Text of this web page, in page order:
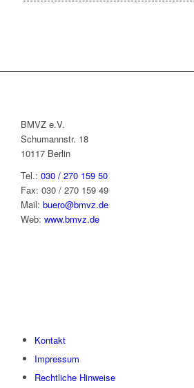
BMVZ e.V.
Schumannstr. 18
10117 Berlin
Tel.: 030 / 270 159 50
Fax: 030 / 270 159 49
Mail: buero@bmvz.de
Web: www.bmvz.de
Kontakt
Impressum
Rechtliche Hinweise